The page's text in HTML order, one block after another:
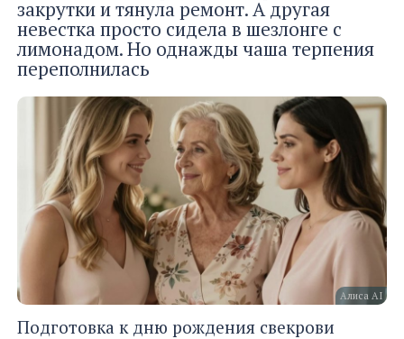
закрутки и тянула ремонт. А другая
невестка просто сидела в шезлонге с
лимонадом. Но однажды чаша терпения
переполнилась
Алиса AI
Подготовка к дню рождения свекрови